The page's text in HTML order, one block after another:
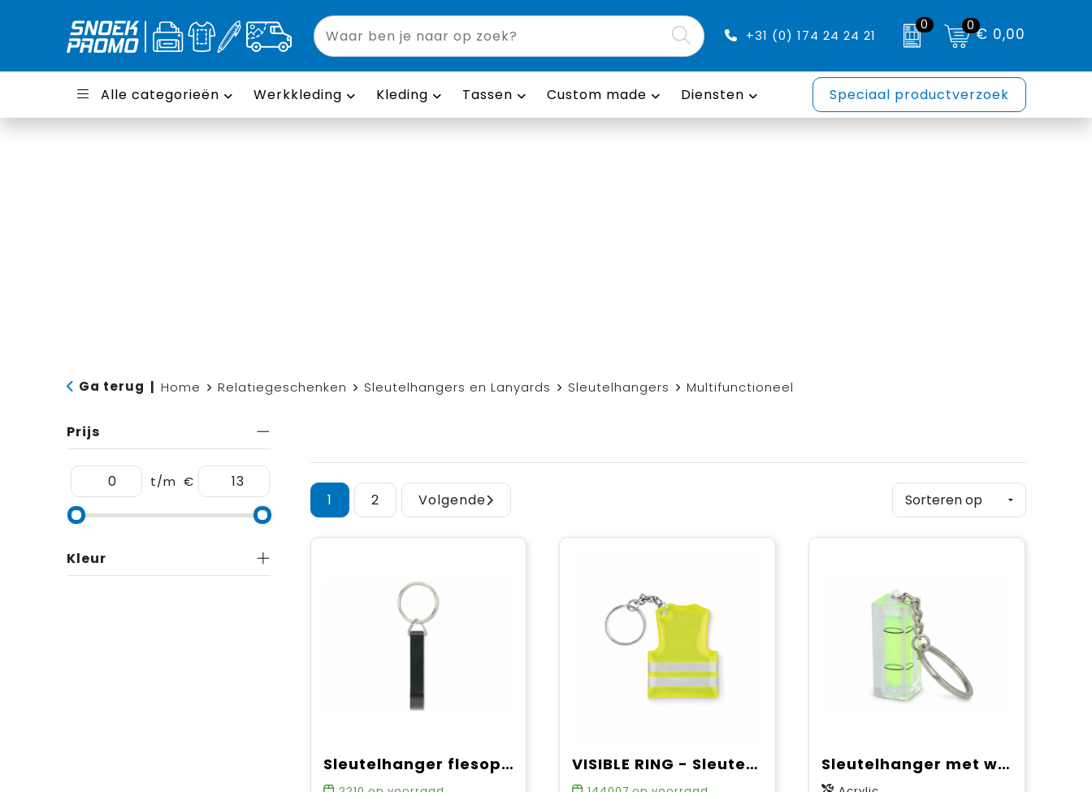
+31 (0) 174 24 24 21
0 0€ 0,00
Alle categorieën Werkkleding Kleding Tassen Custom made Diensten Speciaal productverzoek
Ga terug Home Relatiegeschenken Sleutelhangers en Lanyards Sleutelhangers Multifunctioneel
Prijs
t/m €
Kleur
1 2 Volgende
Sleutelhanger flesopener VISIBLE RING - Sleutelhanger veiligheidsvest Sleutelhanger met waterpas